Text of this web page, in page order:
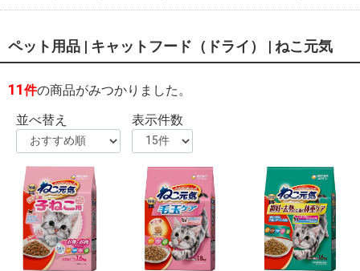
ペット用品 | キャットフード（ドライ） | ねこ元気
11件の商品がみつかりました。
並べ替え
表示件数